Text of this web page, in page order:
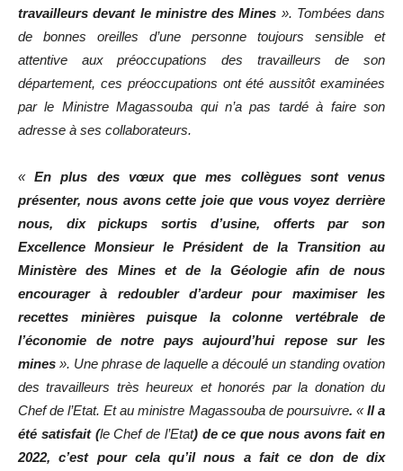
travailleurs devant le ministre des Mines ». Tombées dans
de bonnes oreilles d’une personne toujours sensible et
attentive aux préoccupations des travailleurs de son
département, ces préoccupations ont été aussitôt examinées
par le Ministre Magassouba qui n’a pas tardé à faire son
adresse à ses collaborateurs.
«En plus des vœux que mes collègues sont venus
présenter, nous avons cette joie que vous voyez derrière
nous, dix pickups sortis d’usine, offerts par son
Excellence Monsieur le Président de la Transition au
Ministère des Mines et de la Géologie afin de nous
encourager à redoubler d’ardeur pour maximiser les
recettes minières puisque la colonne vertébrale de
l’économie de notre pays aujourd’hui repose sur les
mines ». Une phrase de laquelle a découlé un standing ovation
des travailleurs très heureux et honorés par la donation du
Chef de l’Etat. Et au ministre Magassouba de poursuivre. «Il a
été satisfait (le Chef de l’Etat) de ce que nous avons fait en
2022, c’est pour cela qu’il nous a fait ce don de dix